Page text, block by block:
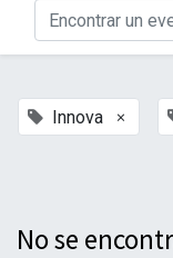
Innova ×
No se